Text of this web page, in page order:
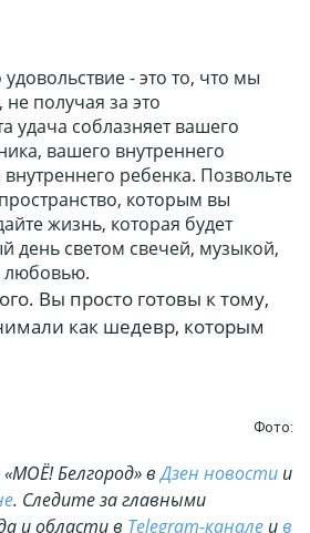
- это то, что мы
получая за это
удача соблазняет вашего
вашего внутреннего
ребенка. Позвольте
которым вы
жизнь, которая будет
день светом свечей, музыкой,
любовью.
Вы просто готовы к тому,
как шедевр, которым
Фото:
Белгород» вДзен новости и
. Cледите за главными
и области в Telegram-канале ив